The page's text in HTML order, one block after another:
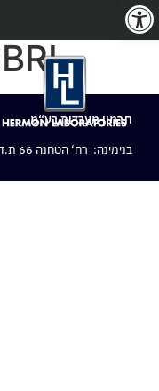
חרמון מעבדות בע“מ
בנימינה: רח‘ הטחנה 66 ת.ד 23 מיקוד 3055001,